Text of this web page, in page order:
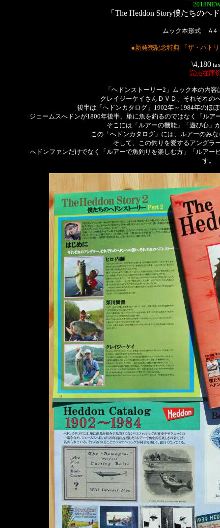
「The Heddon Story僕たちの
ムック本形式 Ａ4
●新発売記念特典 「ザ・ハト
\4,180
完売在庫
「ヘドンストーリー2」ムック本の内
クレイジーケイさんＤＶＤ、それぞれの
後半は「へドンカタログ」1902年～1984年のほ
ジェームスへドンが1800年後半、単に魚を釣るのではなく「ル
そこには「ルアーの機能」「遊び心」
この「へドンカタログ」には、ルアーのみ
そして、この釣りを愛するアングラ
へドンファンだけでなく「ルアーで魚釣りを楽しむ方」「ルア
す。